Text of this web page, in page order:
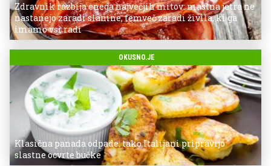
Zdravnik razbija enega največjih mitov: mastna jetra ne
nastanejo zaradi slanine, temveč zaradi živila, ki ga
imamo vsi radi
OKUSNO.JE
Klasična panada odpade: tako Italijani pripravijo
slastne ocvrte bučke